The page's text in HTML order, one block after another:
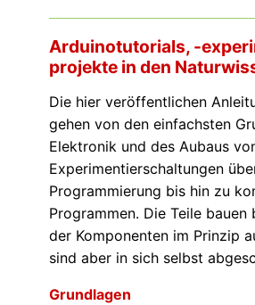
Arduinotutorials, -
projekte in den
Die hier veröffentlichen
gehen von den einfachsten
Elektronik und des Aubaus
Experimentierschaltungen
Programmierung bis hin zu
Programmen. Die Teile bauen
der Komponenten im Prinzip
sind aber in sich selbst
Grundlagen